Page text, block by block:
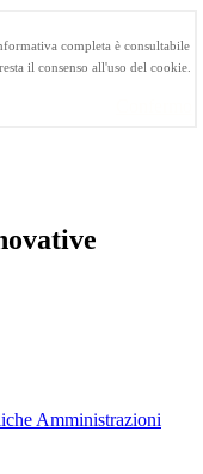
completa è consultabile
il consenso all'uso del cookie.
Amministrazioni